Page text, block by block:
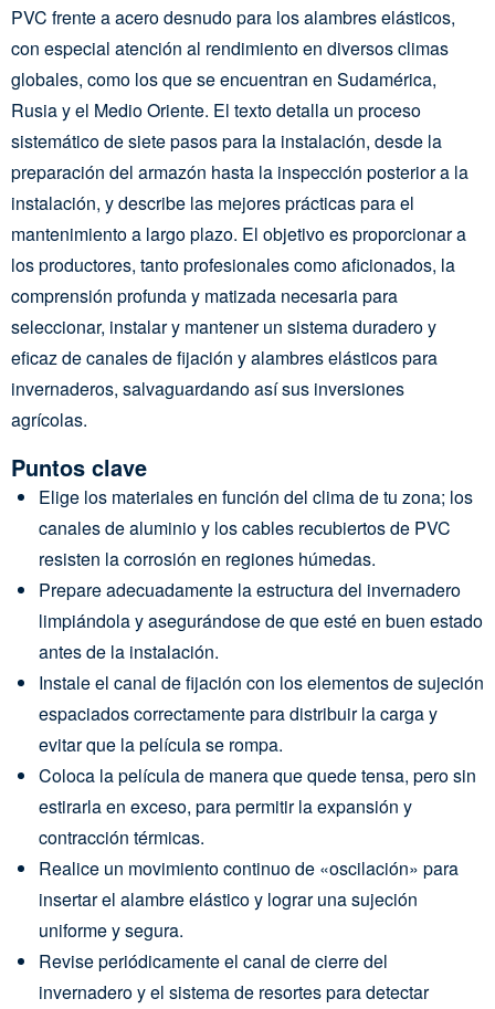
PVC frente a acero desnudo para los alambres elásticos,
con especial atención al rendimiento en diversos climas
globales, como los que se encuentran en Sudamérica,
Rusia y el Medio Oriente. El texto detalla un proceso
sistemático de siete pasos para la instalación, desde la
preparación del armazón hasta la inspección posterior a la
instalación, y describe las mejores prácticas para el
mantenimiento a largo plazo. El objetivo es proporcionar a
los productores, tanto profesionales como aficionados, la
comprensión profunda y matizada necesaria para
seleccionar, instalar y mantener un sistema duradero y
eficaz de canales de fijación y alambres elásticos para
invernaderos, salvaguardando así sus inversiones
agrícolas.
Puntos clave
Elige los materiales en función del clima de tu zona; los
canales de aluminio y los cables recubiertos de PVC
resisten la corrosión en regiones húmedas.
Prepare adecuadamente la estructura del invernadero
limpiándola y asegurándose de que esté en buen estado
antes de la instalación.
Instale el canal de fijación con los elementos de sujeción
espaciados correctamente para distribuir la carga y
evitar que la película se rompa.
Coloca la película de manera que quede tensa, pero sin
estirarla en exceso, para permitir la expansión y
contracción térmicas.
Realice un movimiento continuo de «oscilación» para
insertar el alambre elástico y lograr una sujeción
uniforme y segura.
Revise periódicamente el canal de cierre del
invernadero y el sistema de resortes para detectar